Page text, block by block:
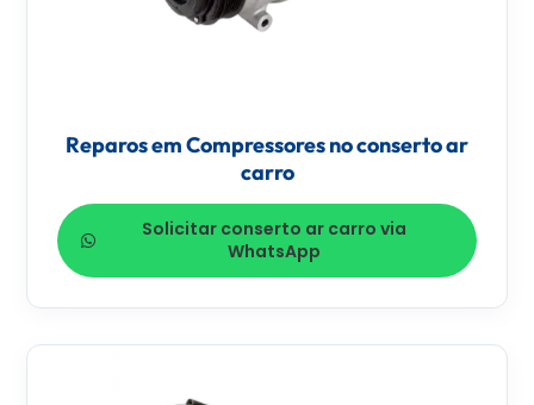
Reparos em Compressores no conserto ar
carro
Solicitar conserto ar carro via
WhatsApp